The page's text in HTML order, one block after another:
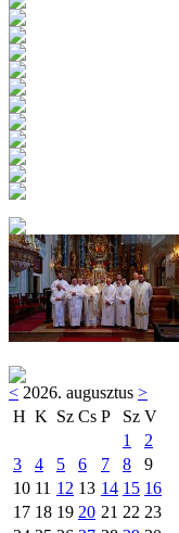
< 2026. augusztus >
H K Sz Cs P Sz V
1
2
3
4 5 6 7 8
9
10 11 12 13 14 15 16
17 18 19 20 21 22 23